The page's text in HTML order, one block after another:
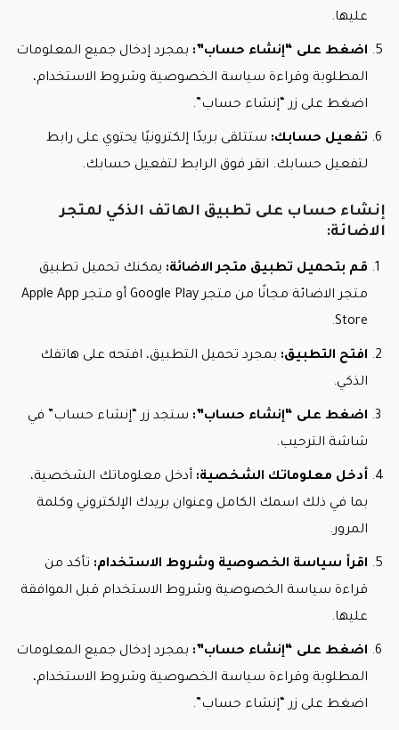
عليها.
اضغط على “إنشاء حساب”: بمجرد إدخال جميع المعلومات
المطلوبة وقراءة سياسة الخصوصية وشروط الاستخدام،
اضغط على زر “إنشاء حساب”.
تفعيل حسابك: ستتلقى بريدًا إلكترونيًا يحتوي على رابط
لتفعيل حسابك. انقر فوق الرابط لتفعيل حسابك.
إنشاء حساب على تطبيق الهاتف الذكي لمتجر
الاضائة:
قم بتحميل تطبيق متجر الاضائة: يمكنك تحميل تطبيق
متجر الاضائة مجانًا من متجر Google Play أو متجر Apple App
Store.
افتح التطبيق: بمجرد تحميل التطبيق، افتحه على هاتفك
الذكي.
اضغط على “إنشاء حساب”: ستجد زر “إنشاء حساب” في
شاشة الترحيب.
أدخل معلوماتك الشخصية: أدخل معلوماتك الشخصية،
بما في ذلك اسمك الكامل وعنوان بريدك الإلكتروني وكلمة
المرور.
اقرأ سياسة الخصوصية وشروط الاستخدام: تأكد من
قراءة سياسة الخصوصية وشروط الاستخدام قبل الموافقة
عليها.
اضغط على “إنشاء حساب”: بمجرد إدخال جميع المعلومات
المطلوبة وقراءة سياسة الخصوصية وشروط الاستخدام،
اضغط على زر “إنشاء حساب”.